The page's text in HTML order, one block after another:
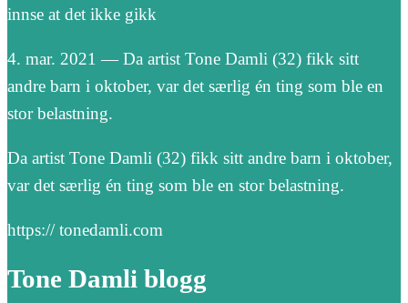
innse at det ikke gikk
4. mar. 2021 — Da artist Tone Damli (32) fikk sitt
andre barn i oktober, var det særlig én ting som ble en
stor belastning.
Da artist Tone Damli (32) fikk sitt andre barn i oktober,
var det særlig én ting som ble en stor belastning.
https:// tonedamli.com
Tone Damli blogg